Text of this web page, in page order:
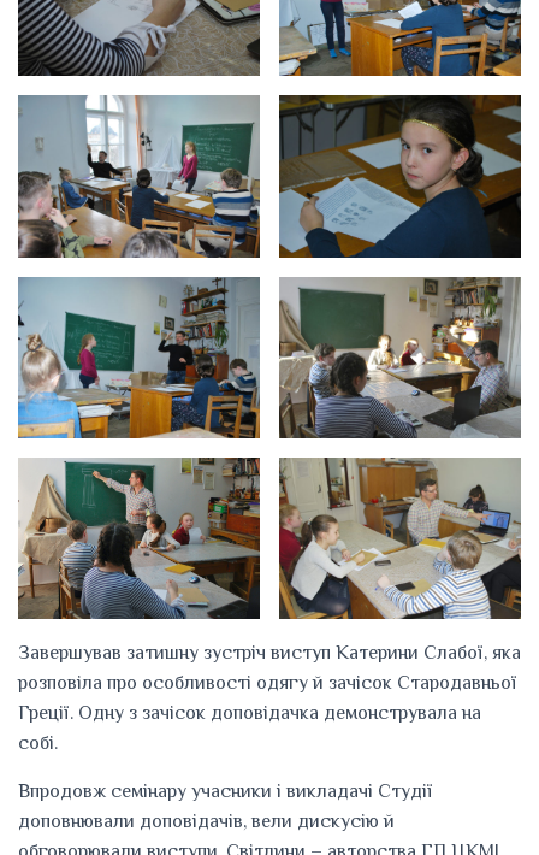
Завершував затишну зустріч виступ Катерини Слабої, яка
розповіла про особливості одягу й зачісок Стародавньої
Греції. Одну з зачісок доповідачка демонструвала на
собі.
Впродовж семінару учасники і викладачі Студії
доповнювали доповідачів, вели дискусію й